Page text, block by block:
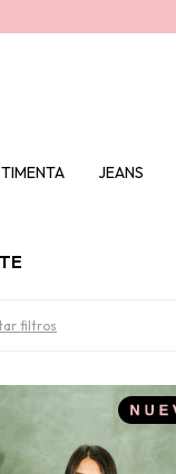
JEANS
filtros